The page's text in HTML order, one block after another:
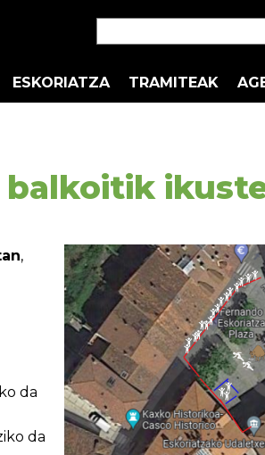
ESKORIATZA TRAMITEAK
,
da
da